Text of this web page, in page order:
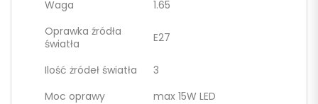
Waga
1.65
Oprawka źródła
światła
E27
Ilość żródeł światła
3
Moc oprawy
max 15W LED